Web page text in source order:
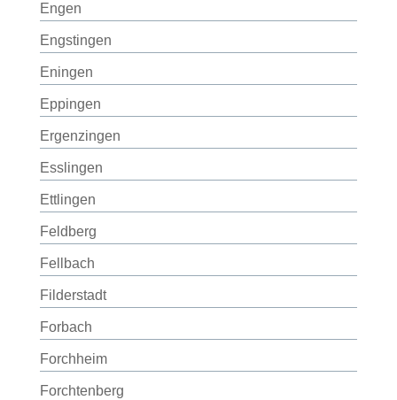
Engen
Engstingen
Eningen
Eppingen
Ergenzingen
Esslingen
Ettlingen
Feldberg
Fellbach
Filderstadt
Forbach
Forchheim
Forchtenberg